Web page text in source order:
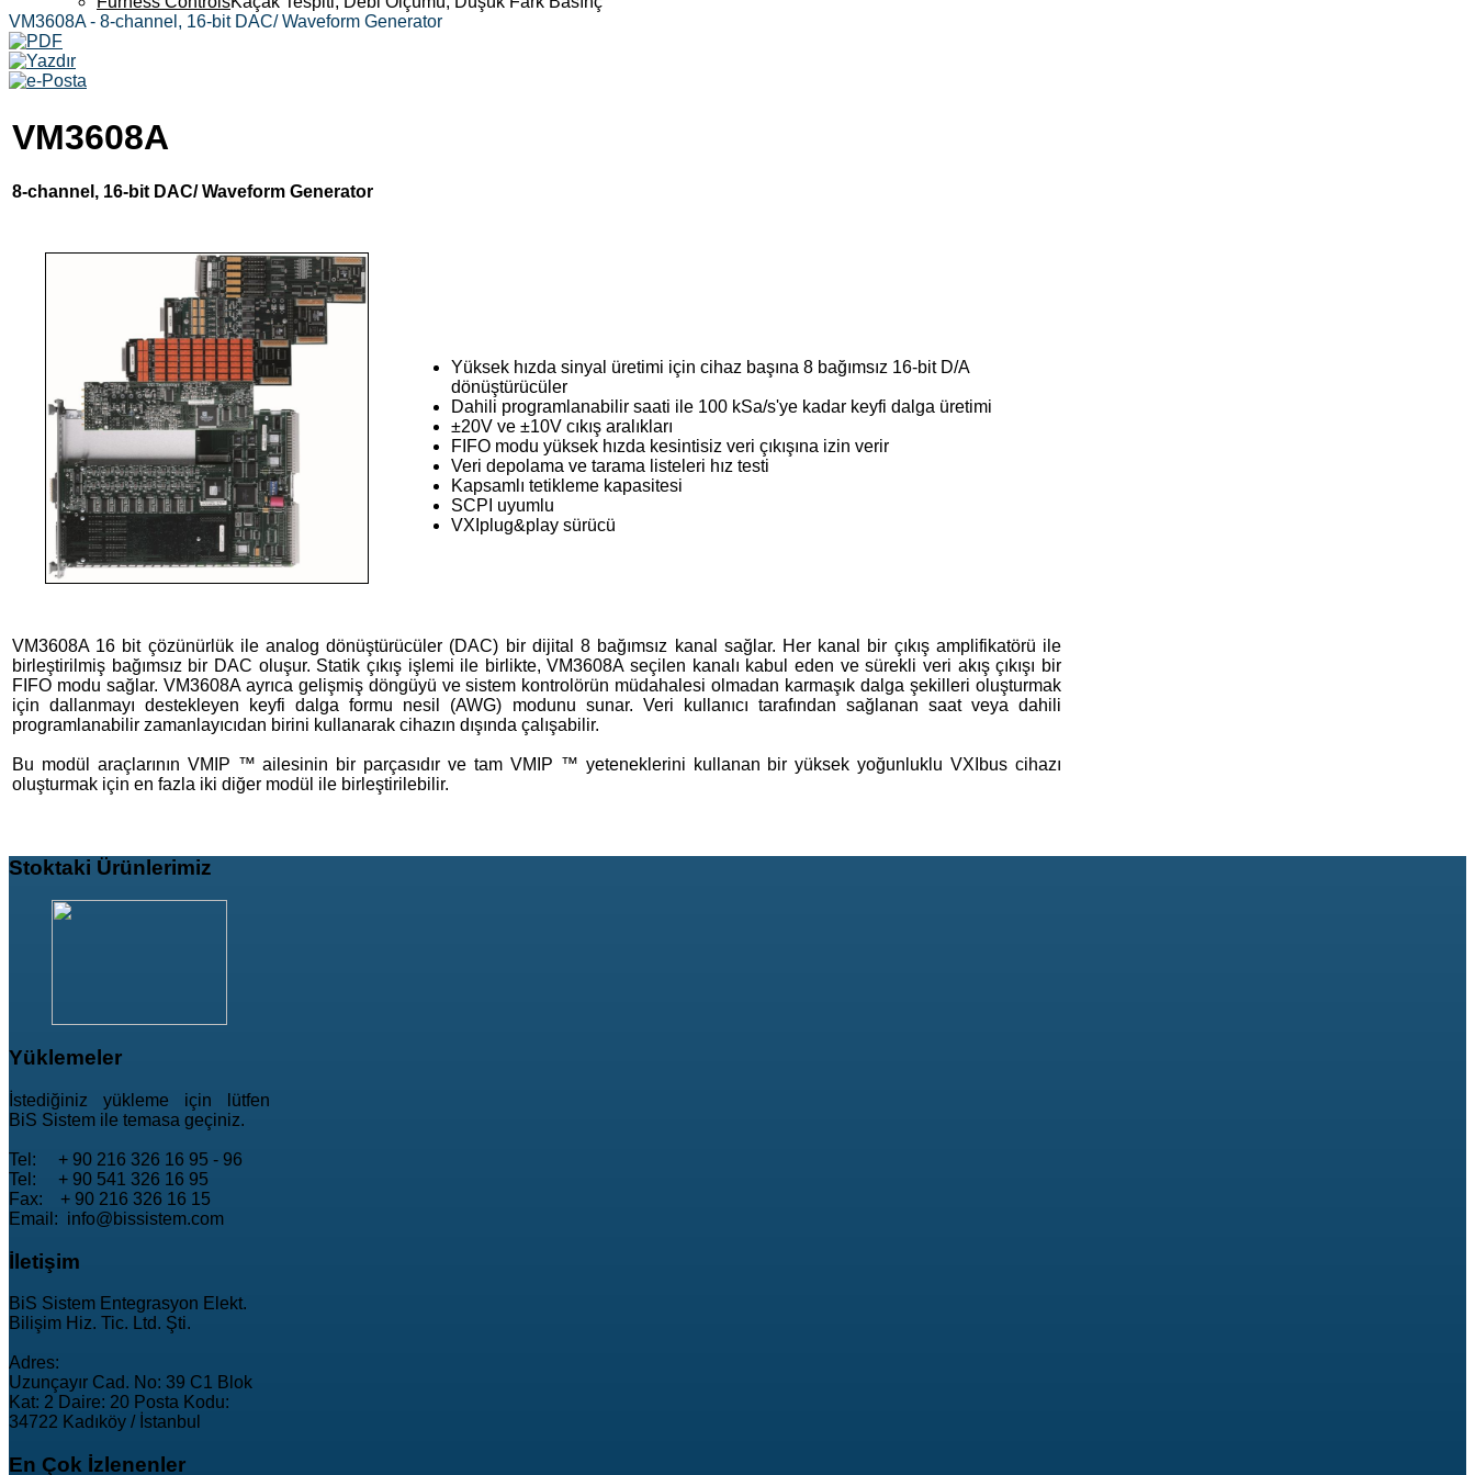
VM3608A - 8-channel, 16-bit DAC/ Waveform Generator
VM3608A
8-channel, 16-bit DAC/ Waveform Generator
Yüksek hızda sinyal üretimi için cihaz başına 8 bağımsız 16-bit D/A
dönüştürücüler
Dahili programlanabilir saati ile 100 kSa/s'ye kadar keyfi dalga üretimi
±20V ve ±10V cıkış aralıkları
FIFO modu yüksek hızda kesintisiz veri çıkışına izin verir
Veri depolama ve tarama listeleri hız testi
Kapsamlı tetikleme kapasitesi
SCPI uyumlu
VXIplug&play sürücü
VM3608A 16 bit çözünürlük ile analog dönüştürücüler (DAC) bir dijital 8 bağımsız kanal sağlar. Her kanal bir çıkış amplifikatörü ile
birleştirilmiş bağımsız bir DAC oluşur. Statik çıkış işlemi ile birlikte, VM3608A seçilen kanalı kabul eden ve sürekli veri akış çıkışı bir
FIFO modu sağlar. VM3608A ayrıca gelişmiş döngüyü ve sistem kontrolörün müdahalesi olmadan karmaşık dalga şekilleri oluşturmak
için dallanmayı destekleyen keyfi dalga formu nesil (AWG) modunu sunar. Veri kullanıcı tarafından sağlanan saat veya dahili
programlanabilir zamanlayıcıdan birini kullanarak cihazın dışında çalışabilir.
Bu modül araçlarının VMIP ™ ailesinin bir parçasıdır ve tam VMIP ™ yeteneklerini kullanan bir yüksek yoğunluklu VXIbus cihazı
oluşturmak için en fazla iki diğer modül ile birleştirilebilir.
Stoktaki Ürünlerimiz
Yüklemeler
İstediğiniz yükleme için lütfen
BiS Sistem ile temasa geçiniz.
Tel: + 90 216 326 16 95 - 96
Tel: + 90 541 326 16 95
Fax: + 90 216 326 16 15
Email: info@bissistem.com
İletişim
BiS Sistem Entegrasyon Elekt.
Bilişim Hiz. Tic. Ltd. Şti.
Adres:
Uzunçayır Cad. No: 39 C1 Blok
Kat: 2 Daire: 20 Posta Kodu:
34722 Kadıköy / İstanbul
En Çok İzlenenler